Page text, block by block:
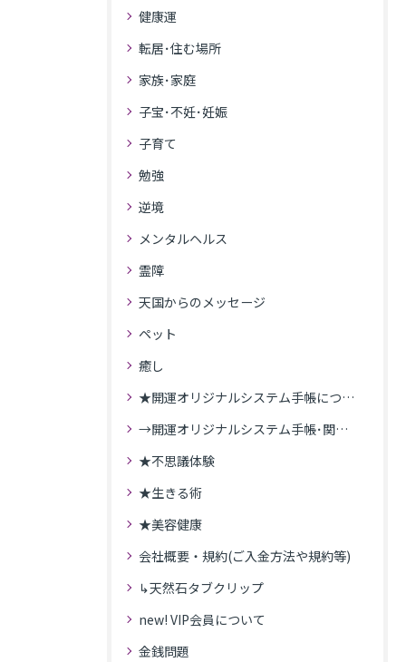
健康運
転居･住む場所
家族･家庭
子宝･不妊･妊娠
子育て
勉強
逆境
メンタルヘルス
霊障
天国からのメッセージ
ペット
癒し
★開運オリジナルシステム手帳について
→開運オリジナルシステム手帳･関連記事
★不思議体験
★生きる術
★美容健康
会社概要・規約(ご入金方法や規約等)
↳天然石タブクリップ
new! VIP会員について
金銭問題